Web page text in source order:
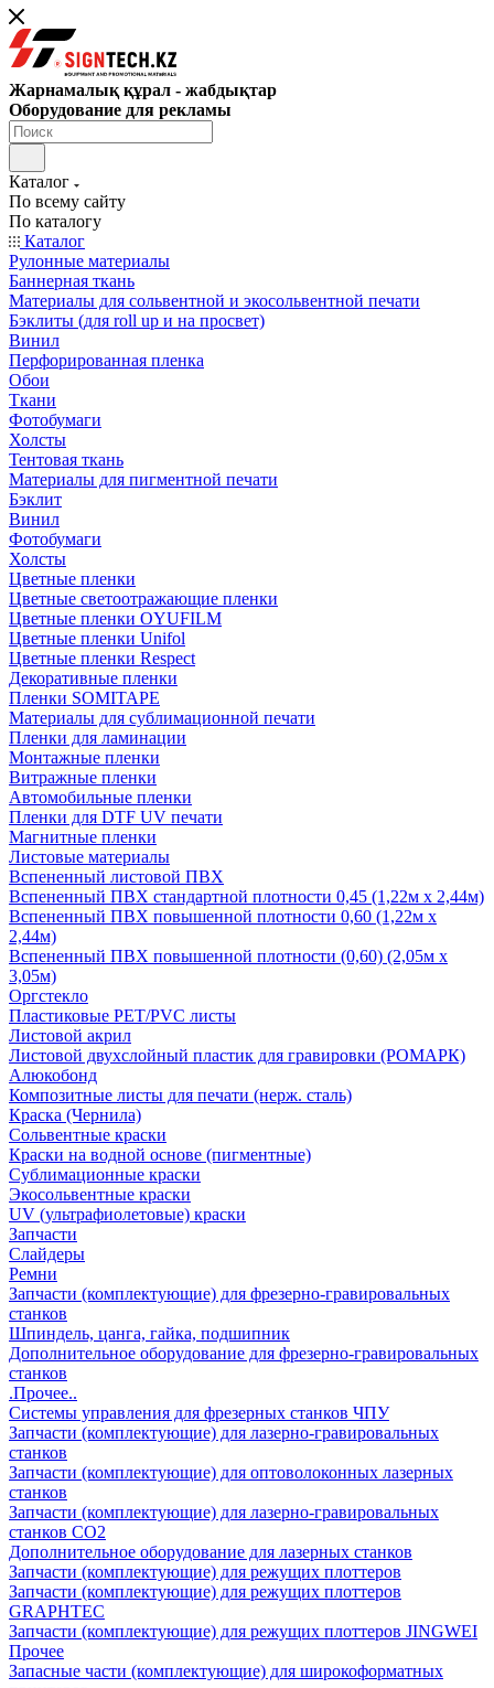
Жарнамалық құрал - жабдықтар
Оборудование для рекламы
Каталог
По всему сайту
По каталогу
Каталог
Рулонные материалы
Баннерная ткань
Материалы для сольвентной и экосольвентной печати
Бэклиты (для roll up и на просвет)
Винил
Перфорированная пленка
Обои
Ткани
Фотобумаги
Холсты
Тентовая ткань
Материалы для пигментной печати
Бэклит
Винил
Фотобумаги
Холсты
Цветные пленки
Цветные светоотражающие пленки
Цветные пленки OYUFILM
Цветные пленки Unifol
Цветные пленки Respect
Декоративные пленки
Пленки SOMITAPE
Материалы для сублимационной печати
Пленки для ламинации
Монтажные пленки
Витражные пленки
Автомобильные пленки
Пленки для DTF UV печати
Магнитные пленки
Листовые материалы
Вспененный листовой ПВХ
Вспененный ПВХ стандартной плотности 0,45 (1,22м х 2,44м)
Вспененный ПВХ повышенной плотности 0,60 (1,22м х
2,44м)
Вспененный ПВХ повышенной плотности (0,60) (2,05м х
3,05м)
Оргстекло
Пластиковые PET/PVC листы
Листовой акрил
Листовой двухслойный пластик для гравировки (РОМАРК)
Алюкобонд
Композитные листы для печати (нерж. сталь)
Краска (Чернила)
Сольвентные краски
Краски на водной основе (пигментные)
Сублимационные краски
Экосольвентные краски
UV (ультрафиолетовые) краски
Запчасти
Слайдеры
Ремни
Запчасти (комплектующие) для фрезерно-гравировальных
станков
Шпиндель, цанга, гайка, подшипник
Дополнительное оборудование для фрезерно-гравировальных
станков
.Прочее..
Системы управления для фрезерных станков ЧПУ
Запчасти (комплектующие) для лазерно-гравировальных
станков
Запчасти (комплектующие) для оптоволоконных лазерных
станков
Запчасти (комплектующие) для лазерно-гравировальных
станков CO2
Дополнительное оборудование для лазерных станков
Запчасти (комплектующие) для режущих плоттеров
Запчасти (комплектующие) для режущих плоттеров
GRAPHTEC
Запчасти (комплектующие) для режущих плоттеров JINGWEI
Прочее
Запасные части (комплектующие) для широкоформатных